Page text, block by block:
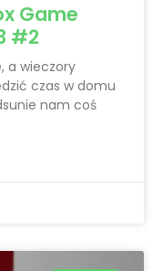
Game
#2
a wieczory
czas w domu
nam coś